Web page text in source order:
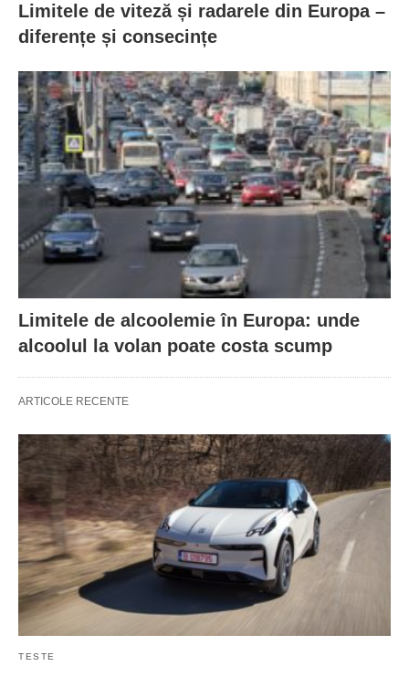
Limitele de viteză și radarele din Europa –
diferențe și consecințe
Limitele de alcoolemie în Europa: unde
alcoolul la volan poate costa scump
ARTICOLE RECENTE
TESTE